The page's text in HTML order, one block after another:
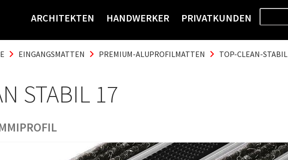
ARCHITEKTEN HANDWERKER PRIVATKUNDEN
EINGANGSMATTEN PREMIUM-ALUPROFILMATTEN TOP-CLEAN-STABIL
STABIL 17